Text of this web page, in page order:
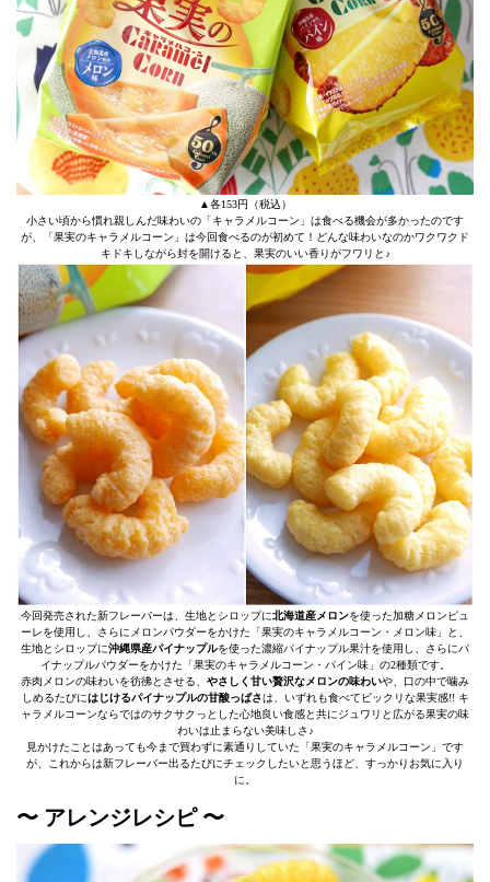
▲各153円（税込）
小さい頃から慣れ親しんだ味わいの「キャラメルコーン」は食べる機会が多かったのです
が、「果実のキャラメルコーン」は今回食べるのが初めて！どんな味わいなのかワクワクド
キドキしながら封を開けると、果実のいい香りがフワリと♪
今回発売された新フレーバーは、生地とシロップに北海道産メロンを使った加糖メロンピュ
ーレを使用し、さらにメロンパウダーをかけた「果実のキャラメルコーン・メロン味」と、
生地とシロップに沖縄県産パイナップルを使った濃縮パイナップル果汁を使用し、さらにパ
イナップルパウダーをかけた「果実のキャラメルコーン・パイン味」の2種類です。
赤肉メロンの味わいを彷彿とさせる、 やさしく甘い贅沢なメロンの味わいや、口の中で噛み
しめるたびにはじけるパイナップルの甘酸っぱさは、いずれも食べてビックリな果実感!! キ
ャラメルコーンならではのサクサクっとした心地良い食感と共にジュワリと広がる果実の味
わいは止まらない美味しさ♪
見かけたことはあっても今まで買わずに素通りしていた「果実のキャラメルコーン」です
が、これからは新フレーバー出るたびにチェックしたいと思うほど、すっかりお気に入り
に。
〜 アレンジレシピ 〜